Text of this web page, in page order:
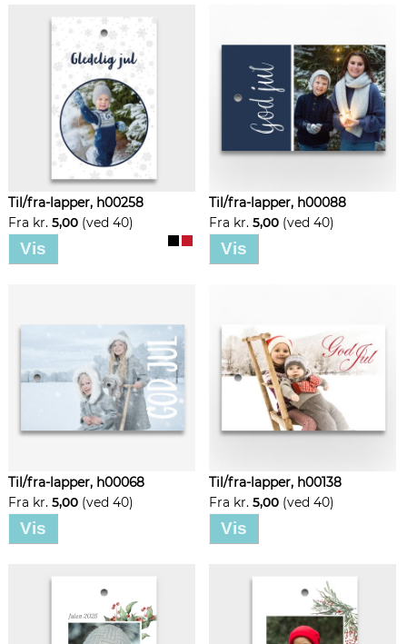
Til/fra-lapper, h00258
Fra kr. 5,00 (ved 40)
Vis
Til/fra-lapper, h00088
Fra kr. 5,00 (ved 40)
Vis
Til/fra-lapper, h00068
Fra kr. 5,00 (ved 40)
Vis
Til/fra-lapper, h00138
Fra kr. 5,00 (ved 40)
Vis